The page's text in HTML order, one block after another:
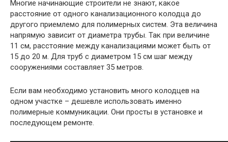
Многие начинающие строители не знают, какое
расстояние от одного канализационного колодца до
другого приемлемо для полимерных систем. Эта величина
напрямую зависит от диаметра трубы. Так при величине
11 см, расстояние между канализациями может быть от
15 до 20 м. Для труб с диаметром 15 см шаг между
сооружениями составляет 35 метров.
Если вам необходимо установить много колодцев на
одном участке – дешевле использовать именно
полимерные коммуникации. Они просты в установке и
последующем ремонте.